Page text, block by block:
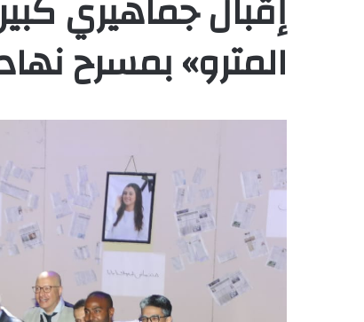
المترو» بمسرح